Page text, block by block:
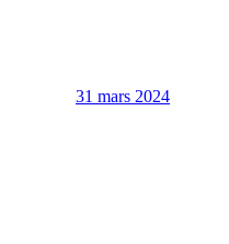
31 mars 2024